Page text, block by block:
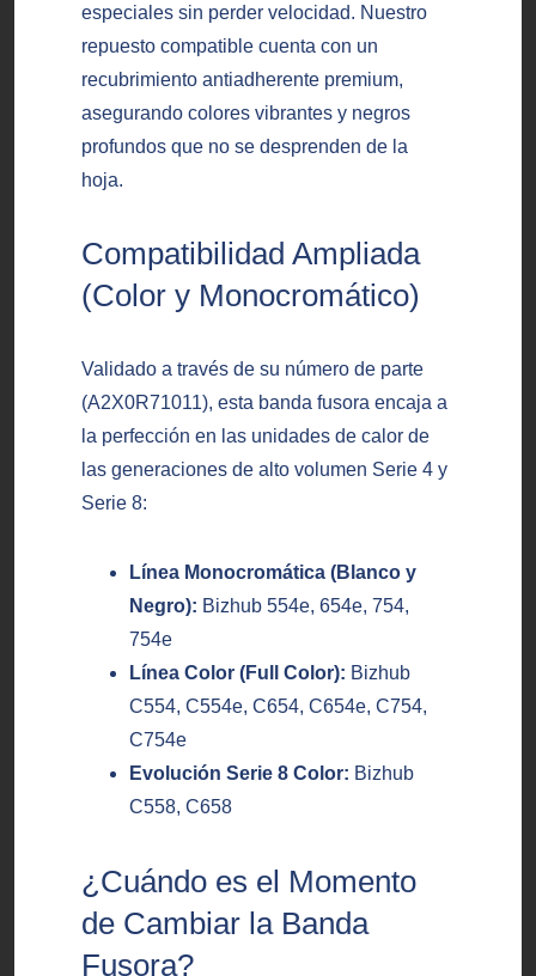
especiales sin perder velocidad. Nuestro
repuesto compatible cuenta con un
recubrimiento antiadherente premium,
asegurando colores vibrantes y negros
profundos que no se desprenden de la
hoja.
Compatibilidad Ampliada
(Color y Monocromático)
Validado a través de su número de parte
(A2X0R71011), esta banda fusora encaja a
la perfección en las unidades de calor de
las generaciones de alto volumen Serie 4 y
Serie 8:
Línea Monocromática (Blanco y
Negro): Bizhub 554e, 654e, 754,
754e
Línea Color (Full Color): Bizhub
C554, C554e, C654, C654e, C754,
C754e
Evolución Serie 8 Color: Bizhub
C558, C658
¿Cuándo es el Momento
de Cambiar la Banda
Fusora?